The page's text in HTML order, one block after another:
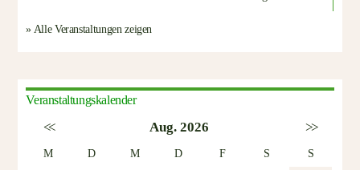
» Alle Veranstaltungen zeigen
Veranstaltungskalender
<< Aug. 2026 >>
M D M D F S
S